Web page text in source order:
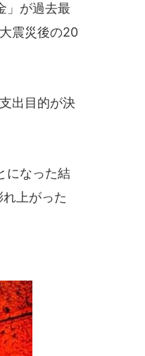
」が過去最
震災後の20
出目的が決
になった結
上がった